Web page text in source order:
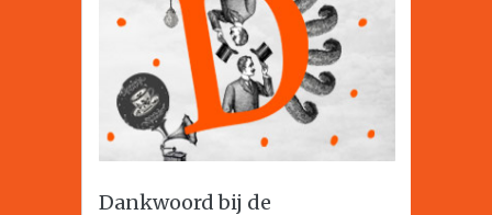
Dankwoord bij de